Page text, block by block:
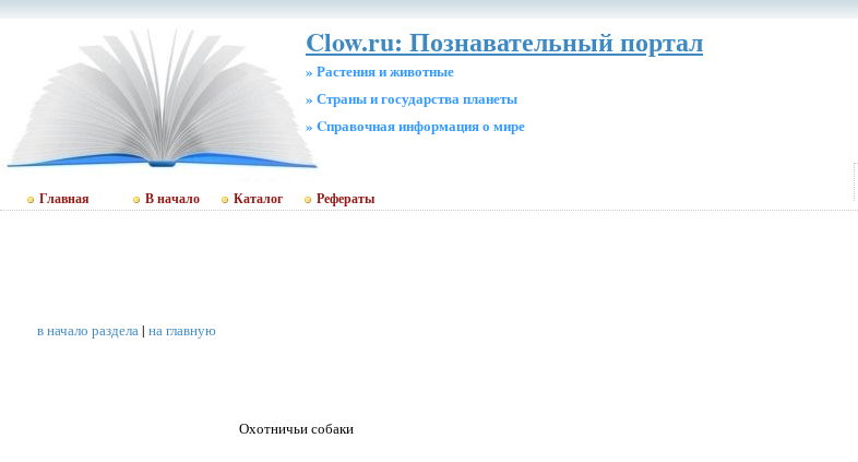
Clow.ru: Познавательный портал
» Растения и животные
» Страны и государства планеты
» Cправочная информация о мире
Главная В начало Каталог Рефераты
в начало раздела| на главную
Охотничьи собаки